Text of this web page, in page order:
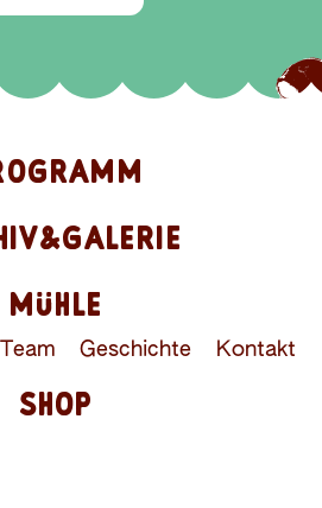
MÜHLE
Team Geschichte Kontakt
SHOP